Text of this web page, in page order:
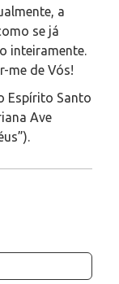
a
se já
inteiramente.
me de Vós!
Espírito Santo
Ave